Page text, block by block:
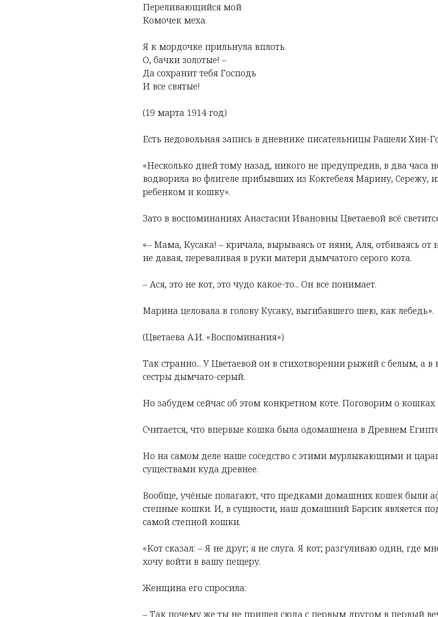
Переливающийся мой
Комочек меха.
Я к мордочке прильнула вплоть.
О, бачки золотые! –
Да сохранит тебя Господь
И все святые!
(19 марта 1914 год)
Есть недовольная запись в дневнике писательницы Рашели Хин-
«Несколько дней тому назад, никого не предупредив, в два часа
водворила во флигеле прибывших из Коктебеля Марину, Сережу,
ребенком и кошку».
Зато в воспоминаниях Анастасии Ивановны Цветаевой всё
«– Мама, Кусака! – кричала, вырываясь от няни, Аля, отбиваясь от
не давая, переваливая в руки матери дымчатого серого кота.
– Ася, это не кот, это чудо какое-то... Он все понимает.
Марина целовала в голову Кусаку, выгибавшего шею, как лебедь».
(Цветаева А.И. «Воспоминания»)
Так странно... У Цветаевой он в стихотворении рыжий с белым, а
сестры дымчато-серый.
Но забудем сейчас об этом конкретном коте. Поговорим о кошках
Считается, что впервые кошка была одомашнена в Древнем
Но на самом деле наше соседство с этими мурлыкающими и
существами куда древнее.
Вообще, учёные полагают, что предками домашних кошек были
степные кошки. И, в сущности, наш домашний Барсик является
самой степной кошки.
«Кот сказал: – Я не друг; я не слуга. Я кот; разгуливаю один, где
хочу войти в вашу пещеру.
Женщина его спросила:
– Так почему же ты не пришел сюда с первым другом в первый